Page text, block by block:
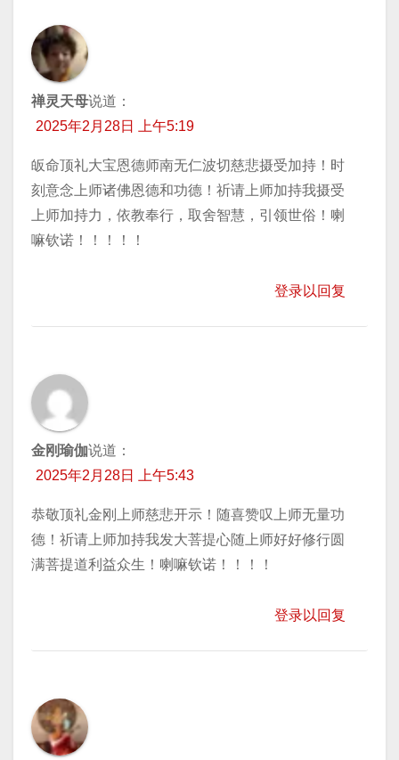
禅灵天母说道：
2025年2月28日 上午5:19
皈命顶礼大宝恩德师南无仁波切慈悲摄受加持！时
刻意念上师诸佛恩德和功德！祈请上师加持我摄受
上师加持力，依教奉行，取舍智慧，引领世俗！喇
嘛钦诺！！！！！
登录以回复
金刚瑜伽说道：
2025年2月28日 上午5:43
恭敬顶礼金刚上师慈悲开示！随喜赞叹上师无量功
德！祈请上师加持我发大菩提心随上师好好修行圆
满菩提道利益众生！喇嘛钦诺！！！！
登录以回复